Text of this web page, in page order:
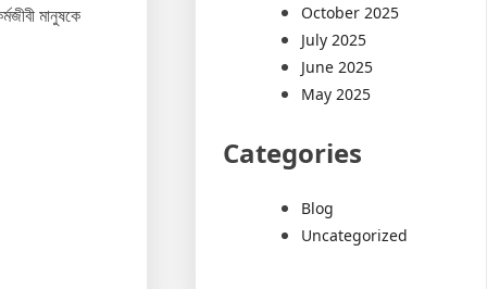
মানুষকে
October 2025
July 2025
June 2025
May 2025
Categories
Blog
Uncategorized